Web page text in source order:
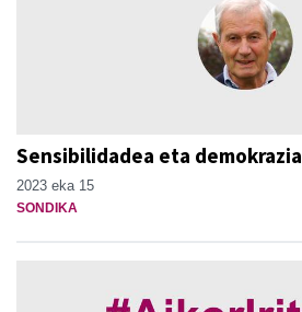
Sensibilidadea eta demokrazia
2023 eka 15
SONDIKA